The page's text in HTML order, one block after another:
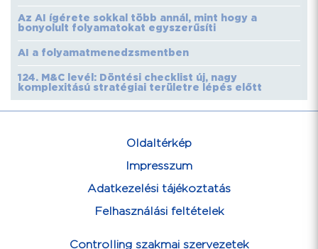
Az AI ígérete sokkal több annál, mint hogy a
bonyolult folyamatokat egyszerűsíti
AI a folyamatmenedzsmentben
124. M&C levél: Döntési checklist új, nagy
komplexitású stratégiai területre lépés előtt
Oldaltérkép
Impresszum
Adatkezelési tájékoztatás
Felhasználási feltételek
Controlling szakmai szervezetek